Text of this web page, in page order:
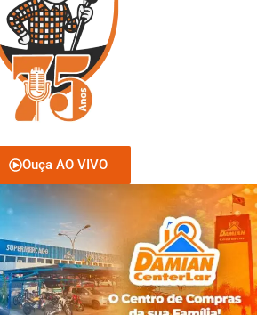
Ouça AO VIVO